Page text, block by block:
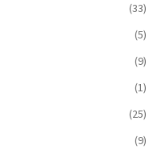
(33)
(5)
(9)
(1)
(25)
(9)